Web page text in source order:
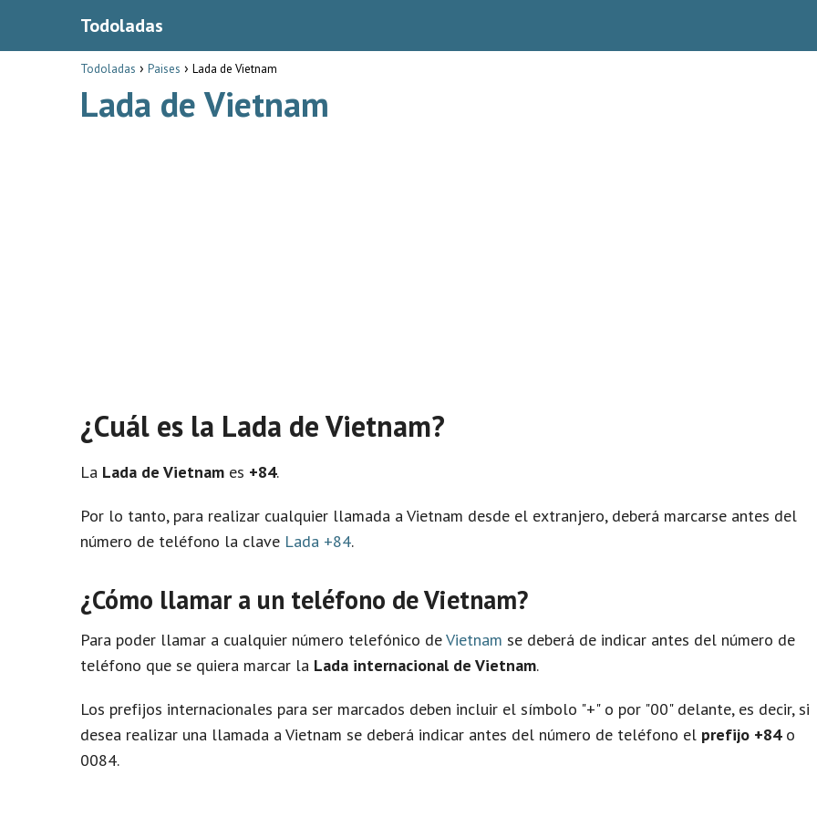
Todoladas
Todoladas Paises Lada de Vietnam
Lada de Vietnam
¿Cuál es la Lada de Vietnam?
La Lada de Vietnam es +84.
Por lo tanto, para realizar cualquier llamada a Vietnam desde el extranjero, deberá marcarse antes del
número de teléfono la clave Lada +84.
¿Cómo llamar a un teléfono de Vietnam?
Para poder llamar a cualquier número telefónico deVietnam se deberá de indicar antes del número de
teléfono que se quiera marcar la Lada internacional de Vietnam.
Los prefijos internacionales para ser marcados deben incluir el símbolo "+" o por "00" delante, es decir, si
desea realizar una llamada a Vietnam se deberá indicar antes del número de teléfono el prefijo +84o
0084.